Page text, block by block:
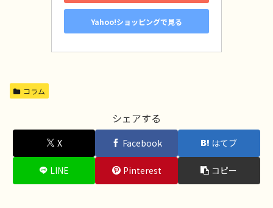
Yahoo!ショッピングで見る
コラム
シェアする
X Facebook はてブ
LINE Pinterest コピー